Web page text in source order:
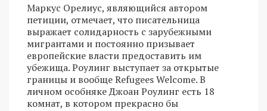
Маркус Орелиус, являющийся автором
петиции, отмечает, что писательница
выражает солидарность с зарубежными
мигрантами и постоянно призывает
европейские власти предоставить им
убежища. Роулинг выступает за открытые
границы и вообще Refugees Welcome. В
личном особняке Джоан Роулинг есть 18
комнат, в котором прекрасно бы